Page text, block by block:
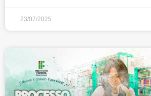
23/07/2025